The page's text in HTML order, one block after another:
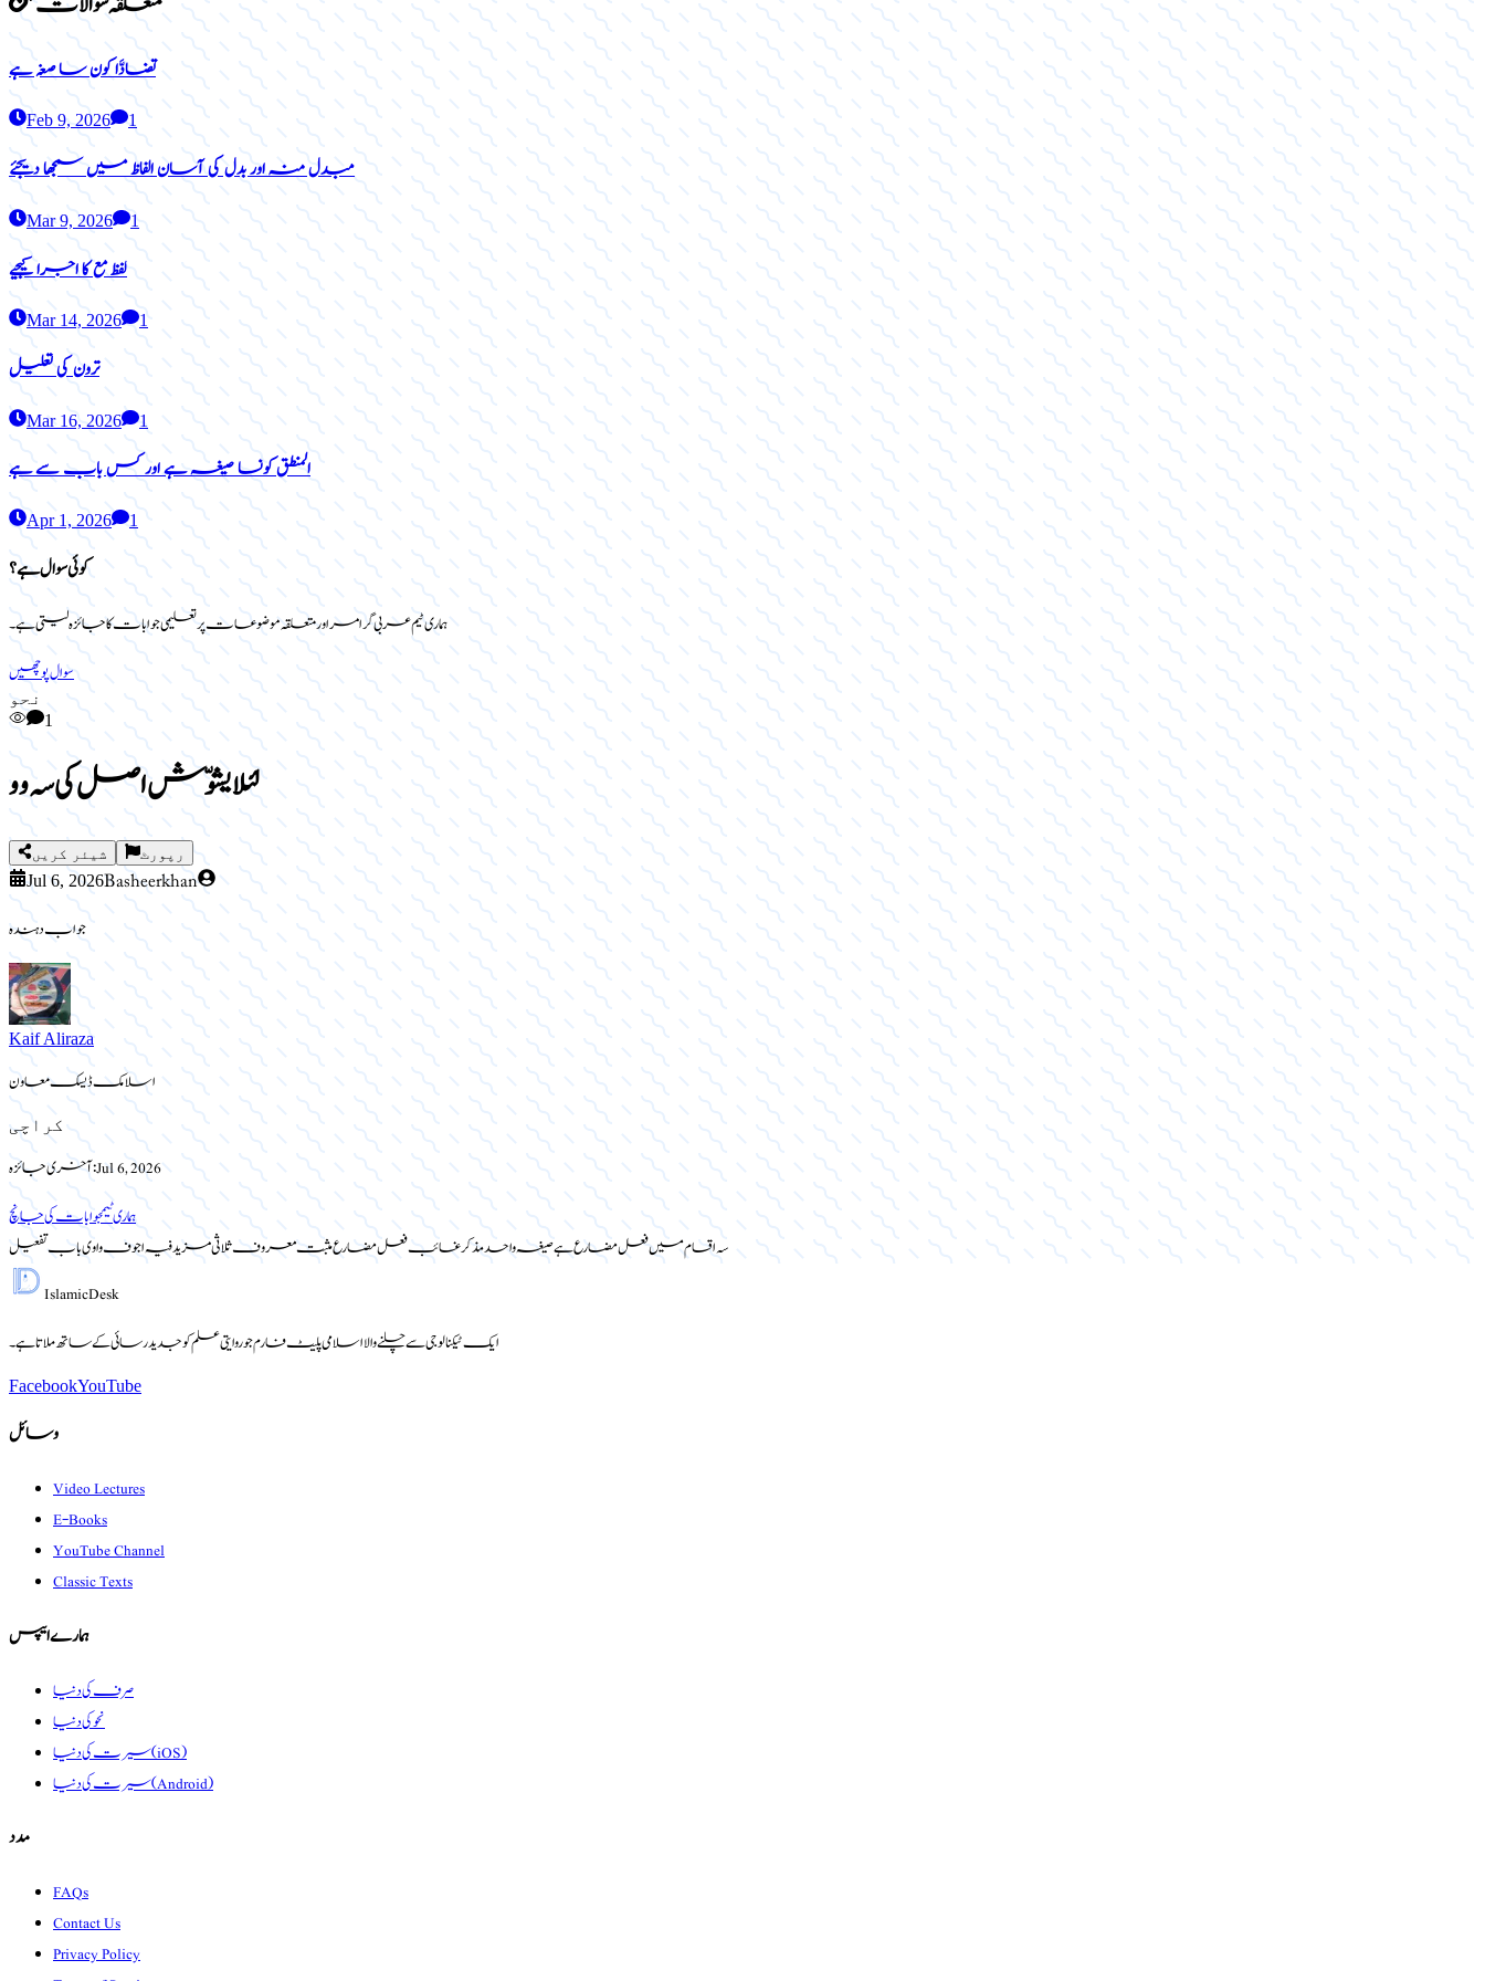
تضادَّا کون سا صغہ ہے
Feb 9, 2026 1
مبدل منہ اور بدل کی آسان الفاظ میں سمجھا دیجئے
Mar 9, 2026 1
لفظ مع کا اجرا کیجیے
Mar 14, 2026 1
ترون کی تعلیل
Mar 16, 2026 1
المنطق کونسا صیغہ ہے اور کس باب سے ہے
Apr 1, 2026 1
کوئی سوال ہے؟
ہماری ٹیم عربی گرامر اور متعلقہ موضوعات پر تعلیمی جوابات کا جائزہ لیتی ہے۔
سوال پوچھیں
نحو
1
لئلا یشوّش اصل کی سہ وو
شیئر کریں رپورٹ
Jul 6, 2026Basheer khan
جواب دہندہ
Kaif Aliraza
اسلامک ڈیسک معاون
کراچی
آخری جائزہ:Jul 6, 2026
ہماری ٹیمجوابات کی جانچ
سہ اقسام میں فعل مضارع ہے صیغہ واحد مذکر غائب فعل مضارع مثبت معروف ثلاثی مزید فیہ اجوف واوی باب تفعیل
IslamicDesk
ایک ٹیکنالوجی سے چلنے والا اسلامی پلیٹ فارم جو روایتی علم کو جدید رسائی کے ساتھ ملاتا ہے۔
FacebookYouTube
وسائل
Video Lectures
E-Books
YouTube Channel
Classic Texts
ہمارے ایپس
صرف کی دنیا
نحو کی دنیا
سیرت کی دنیا (iOS)
سیرت کی دنیا (Android)
مدد
FAQs
Contact Us
Privacy Policy